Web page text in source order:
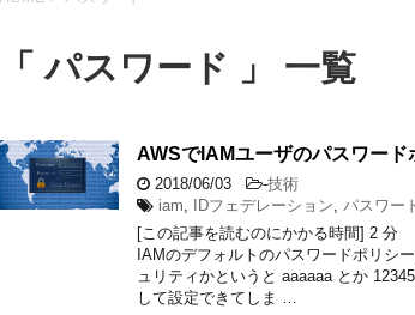
「 パスワード 」 一覧
AWSでIAMユーザのパスワード
2018/06/03 -技術
iam, IDフェデレーション, パスワー
[この記事を読むのにかかる時間] 2 分
IAMのデフォルトのパスワードポリシ
ュリティかというと aaaaaa とか
して設定できてしま …